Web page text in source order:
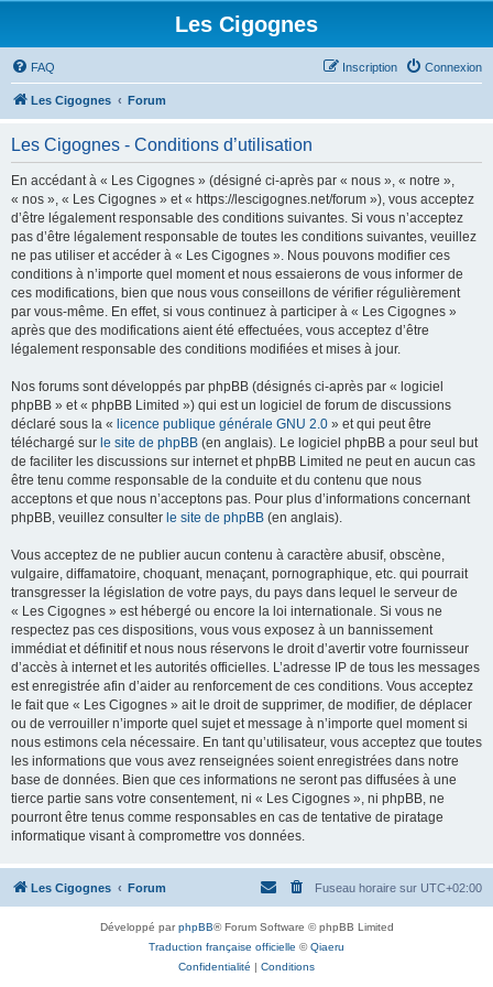
Les Cigognes
FAQ Connexion
Inscription
Les Cigognes Forum
Les Cigognes - Conditions d’utilisation
En accédant à « Les Cigognes » (désigné ci-après par « nous », « notre »,
« nos », « Les Cigognes » et « https://lescigognes.net/forum »), vous acceptez
d’être légalement responsable des conditions suivantes. Si vous n’acceptez
pas d’être légalement responsable de toutes les conditions suivantes, veuillez
ne pas utiliser et accéder à « Les Cigognes ». Nous pouvons modifier ces
conditions à n’importe quel moment et nous essaierons de vous informer de
ces modifications, bien que nous vous conseillons de vérifier régulièrement
par vous-même. En effet, si vous continuez à participer à « Les Cigognes »
après que des modifications aient été effectuées, vous acceptez d’être
légalement responsable des conditions modifiées et mises à jour.
Nos forums sont développés par phpBB (désignés ci-après par « logiciel
phpBB » et « phpBB Limited ») qui est un logiciel de forum de discussions
déclaré sous la « licence publique générale GNU 2.0 » et qui peut être
téléchargé sur le site de phpBB (en anglais). Le logiciel phpBB a pour seul but
de faciliter les discussions sur internet et phpBB Limited ne peut en aucun cas
être tenu comme responsable de la conduite et du contenu que nous
acceptons et que nous n’acceptons pas. Pour plus d’informations concernant
phpBB, veuillez consulter le site de phpBB (en anglais).
Vous acceptez de ne publier aucun contenu à caractère abusif, obscène,
vulgaire, diffamatoire, choquant, menaçant, pornographique, etc. qui pourrait
transgresser la législation de votre pays, du pays dans lequel le serveur de
« Les Cigognes » est hébergé ou encore la loi internationale. Si vous ne
respectez pas ces dispositions, vous vous exposez à un bannissement
immédiat et définitif et nous nous réservons le droit d’avertir votre fournisseur
d’accès à internet et les autorités officielles. L’adresse IP de tous les messages
est enregistrée afin d’aider au renforcement de ces conditions. Vous acceptez
le fait que « Les Cigognes » ait le droit de supprimer, de modifier, de déplacer
ou de verrouiller n’importe quel sujet et message à n’importe quel moment si
nous estimons cela nécessaire. En tant qu’utilisateur, vous acceptez que toutes
les informations que vous avez renseignées soient enregistrées dans notre
base de données. Bien que ces informations ne seront pas diffusées à une
tierce partie sans votre consentement, ni « Les Cigognes », ni phpBB, ne
pourront être tenus comme responsables en cas de tentative de piratage
informatique visant à compromettre vos données.
Les Cigognes Forum Fuseau horaire sur UTC+02:00
Développé parphpBB® Forum Software © phpBB Limited
Traduction française officielle ©Qiaeru
Confidentialité | Conditions